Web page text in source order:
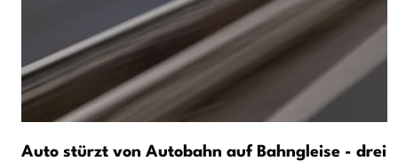
Auto stürzt von Autobahn auf Bahngleise - drei